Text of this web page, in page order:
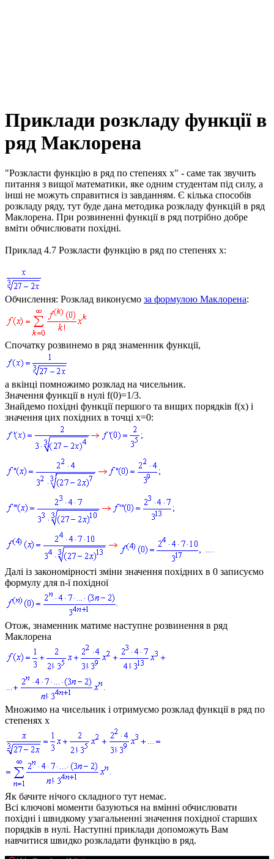
Приклади розкладу функції в
ряд Маклорена
"Розкласти функцію в ряд по степенях x" - саме так звучить
питання з вищої математики, яке одним студентам під силу, а
інші не можуть справитися із завданням. Є кілька способів
розкладу ряду, тут буде дана методика розкладу функцій в ряд
Маклорена. При розвиненні функції в ряд потрібно добре
вміти обчислювати похідні.
Приклад 4.7 Розкласти функцію в ряд по степенях x:
Обчислення: Розклад виконуємо за формулою Маклорена:
Спочатку розвинемо в ряд знаменник функції,
а вкінці помножимо розклад на чисельник.
Значення функції в нулі f(0)=1/3.
Знайдемо похідні функції першого та вищих порядків f(x) і
значення цих похідних в точці x=0:
Далі із закономірності зміни значення похідних в 0 записуємо
формулу для n-їпохідної
Отож, знаменник матиме наступне розвинення в ряд
Маклорена
Множимо на чисельник і отримуємо розклад функції в ряд по
степенях х
Як бачите нічого складного тут немає.
Всі ключові моменти базуються на вмінні обчислювати
похідні і швидкому узагальненні значення похідної старших
порядків в нулі. Наступні приклади допоможуть Вам
навчитися швидко розкладати функцію в ряд.